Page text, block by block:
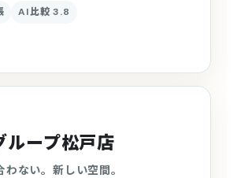
AI比較 3.8
ループ松戸店
ない。新しい空間。